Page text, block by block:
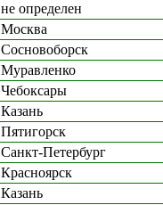
не определен
Москва
Сосновоборск
Муравленко
Чебоксары
Казань
Пятигорск
Санкт-Петербург
Красноярск
Казань